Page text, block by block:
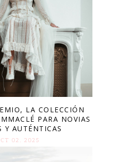
LA COLECCIÓN
PARA NOVIAS
Y AUTÉNTICAS
02. 2025